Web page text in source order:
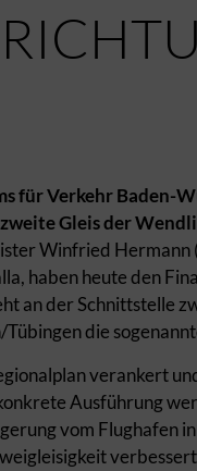
für Verkehr Baden-
Gleis der
Winfried Hermann
haben heute den
an der Schnittstelle
die
verankert
Ausführung
vom Flughafen